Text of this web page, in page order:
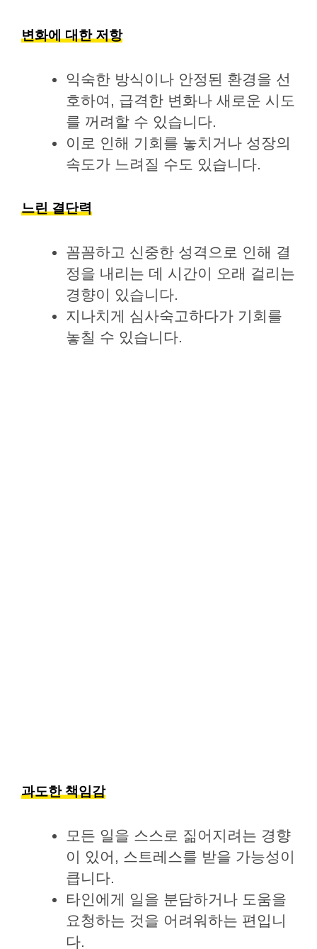
변화에 대한 저항
익숙한 방식이나 안정된 환경을 선
호하여, 급격한 변화나 새로운 시도
를 꺼려할 수 있습니다.
이로 인해 기회를 놓치거나 성장의
속도가 느려질 수도 있습니다.
느린 결단력
꼼꼼하고 신중한 성격으로 인해 결
정을 내리는 데 시간이 오래 걸리는
경향이 있습니다.
지나치게 심사숙고하다가 기회를
놓칠 수 있습니다.
과도한 책임감
모든 일을 스스로 짊어지려는 경향
이 있어, 스트레스를 받을 가능성이
큽니다.
타인에게 일을 분담하거나 도움을
요청하는 것을 어려워하는 편입니
다.